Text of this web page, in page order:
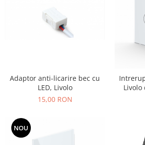
Adaptor anti-licarire bec cu
LED, Livolo
15,00 RON
NOU